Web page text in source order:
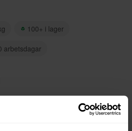
100+ i lager
arbetsdagar